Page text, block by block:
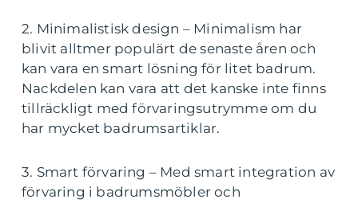
2. Minimalistisk design – Minimalism har
blivit alltmer populärt de senaste åren och
kan vara en smart lösning för litet badrum.
Nackdelen kan vara att det kanske inte finns
tillräckligt med förvaringsutrymme om du
har mycket badrumsartiklar.
3. Smart förvaring – Med smart integration av
förvaring i badrumsmöbler och